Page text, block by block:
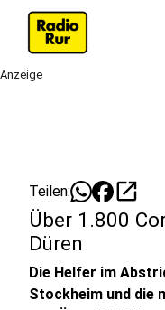
Anzeige
Teilen: open_in_new
Über 1.800
Düren
Die Helfer im
Stockheim und die